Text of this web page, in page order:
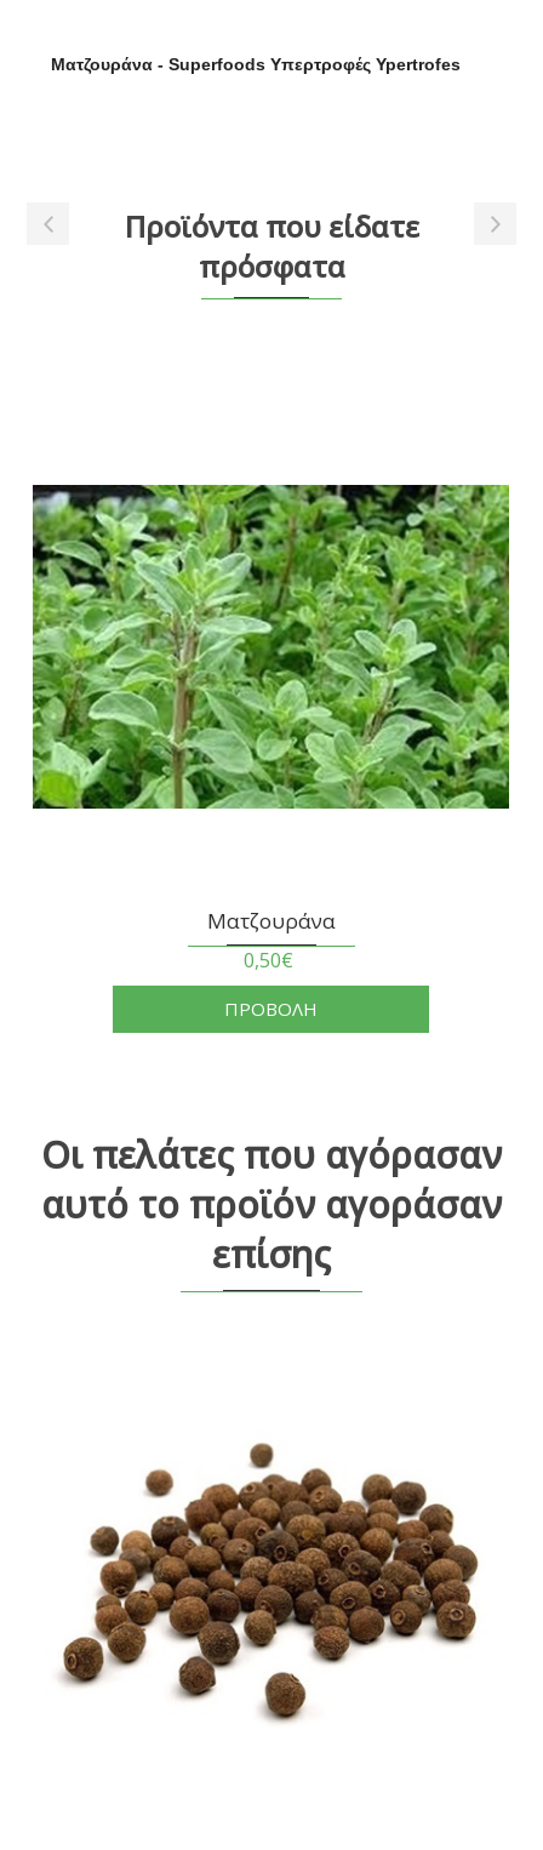
Ματζουράνα - Superfoods Υπερτροφές Ypertrofes
Προϊόντα που είδατε
πρόσφατα
Ματζουράνα
0,50€
ΠΡΟΒΟΛΗ
Οι πελάτες που αγόρασαν
αυτό το προϊόν αγοράσαν
επίσης